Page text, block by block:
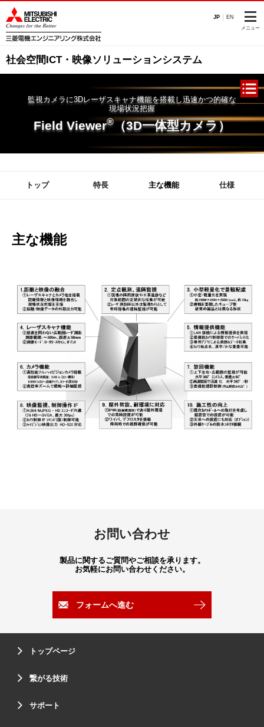
JP EN
メニュー
社会空間ICT・映像ソリューションシステム
監視カメラに3Dレーザスキャナ機能を搭載し迅速かつ的確な
現場状況把握
Field Viewer®（3D一体型カメラ）
トップ 特長 主な機能 仕様
主な機能
お問い合わせ
製品に関するご質問やご相談を承ります。
お気軽にお問い合わせください。
フォームへ進む
トップページ
繋がる技術
サポート